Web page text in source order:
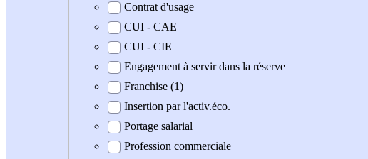
Contrat d'usage
CUI - CAE
CUI - CIE
Engagement à servir dans la réserve
Franchise (1)
Insertion par l'activ.éco.
Portage salarial
Profession commerciale